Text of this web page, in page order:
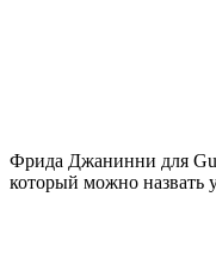
Фрида Джанинни для
который можно назвать